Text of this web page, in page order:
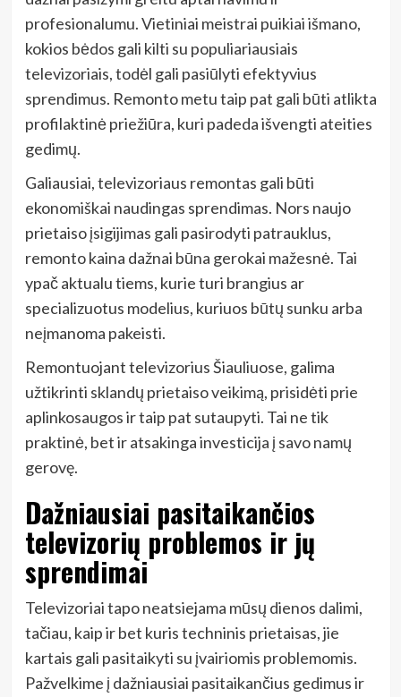
profesionalumu. Vietiniai meistrai puikiai išmano,
kokios bėdos gali kilti su populiariausiais
televizoriais, todėl gali pasiūlyti efektyvius
sprendimus. Remonto metu taip pat gali būti atlikta
profilaktinė priežiūra, kuri padeda išvengti ateities
gedimų.
Galiausiai, televizoriaus remontas gali būti
ekonomiškai naudingas sprendimas. Nors naujo
prietaiso įsigijimas gali pasirodyti patrauklus,
remonto kaina dažnai būna gerokai mažesnė. Tai
ypač aktualu tiems, kurie turi brangius ar
specializuotus modelius, kuriuos būtų sunku arba
neįmanoma pakeisti.
Remontuojant televizorius Šiauliuose, galima
užtikrinti sklandų prietaiso veikimą, prisidėti prie
aplinkosaugos ir taip pat sutaupyti. Tai ne tik
praktinė, bet ir atsakinga investicija į savo namų
gerovę.
Dažniausiai pasitaikančios
televizorių problemos ir jų
sprendimai
Televizoriai tapo neatsiejama mūsų dienos dalimi,
tačiau, kaip ir bet kuris techninis prietaisas, jie
kartais gali pasitaikyti su įvairiomis problemomis.
Pažvelkime į dažniausiai pasitaikančius gedimus ir